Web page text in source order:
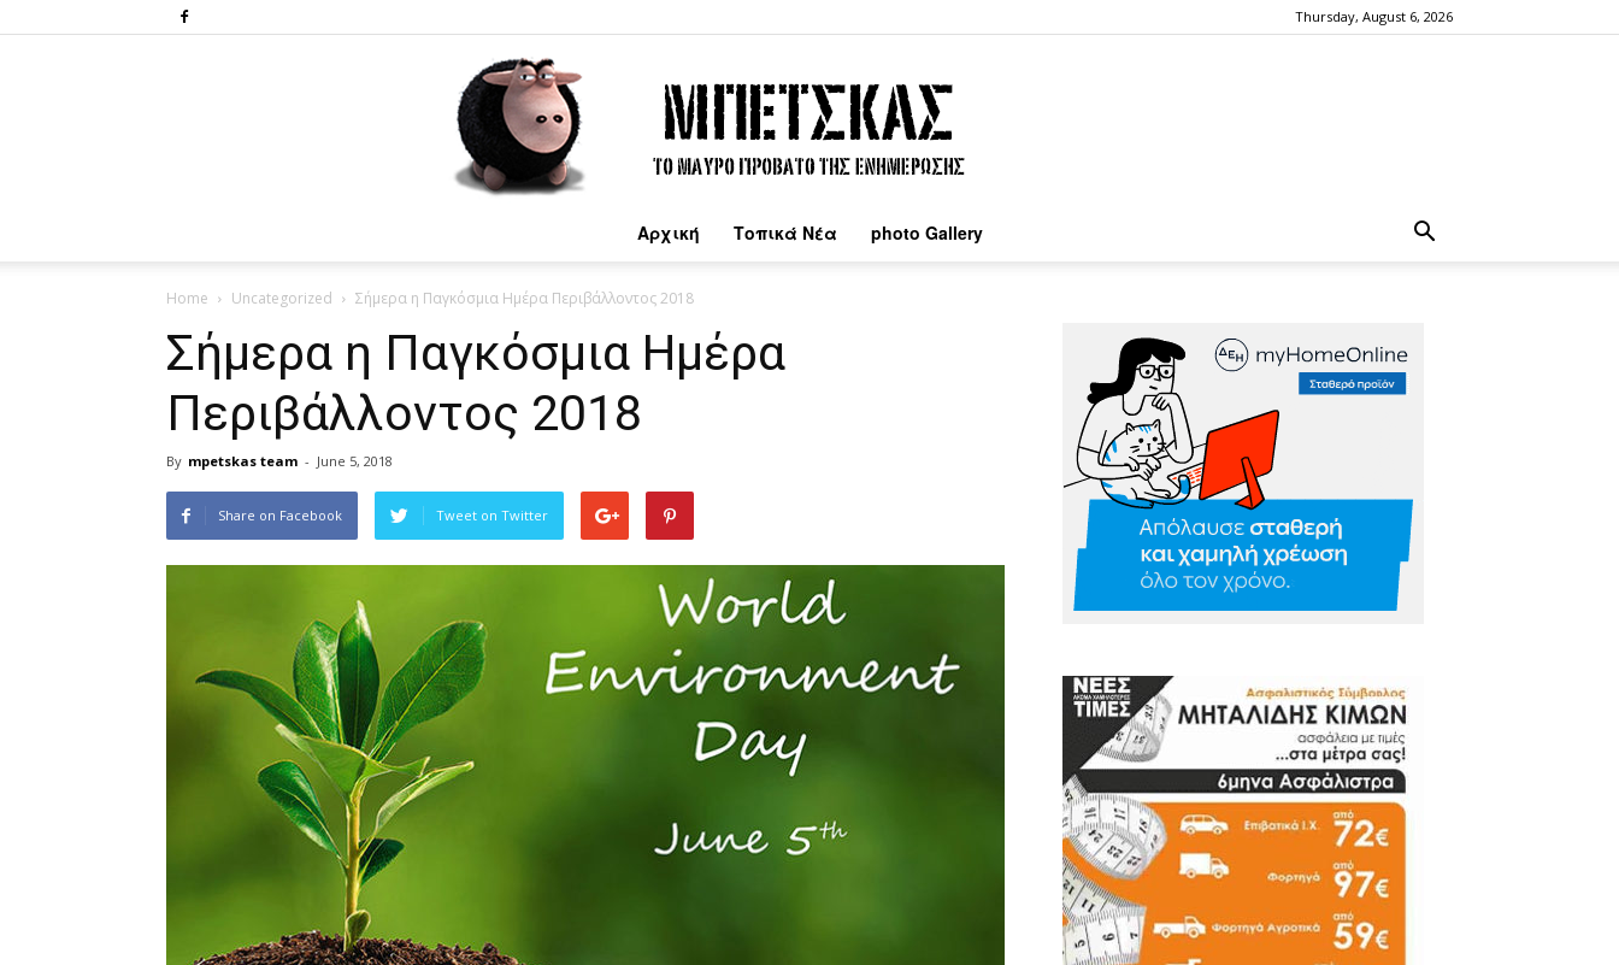
Thursday, August 6, 2026
Αρχική Τοπικά Νέα photo Gallery
Home Uncategorized Σήμερα η Παγκόσμια Ημέρα Περιβάλλοντος 2018
Σήμερα η Παγκόσμια Ημέρα
Περιβάλλοντος 2018
By mpetskas team - June 5, 2018
Share on Facebook Tweet on Twitter